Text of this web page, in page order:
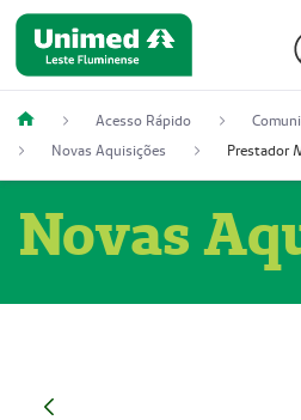
Acesso Rápido
Novas Aquisições
Novas